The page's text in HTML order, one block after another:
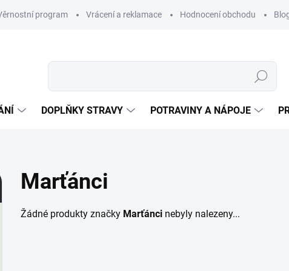
program Vrácení a reklamace Hodnocení obchodu
Hledat
DOPLŇKY STRAVY POTRAVINY A NÁPOJE
Marťánci
Žádné produkty značky Marťánci nebyly nalezeny...